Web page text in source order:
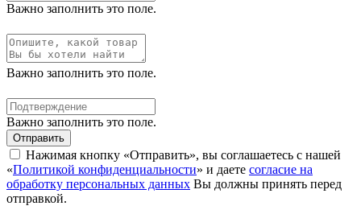
Важно заполнить это поле.
Важно заполнить это поле.
Важно заполнить это поле.
Отправить
Нажимая кнопку «Отправить», вы соглашаетесь с нашей
«Политикой конфиденциальности» и даете согласие на
обработку персональных данных Вы должны принять перед
отправкой.